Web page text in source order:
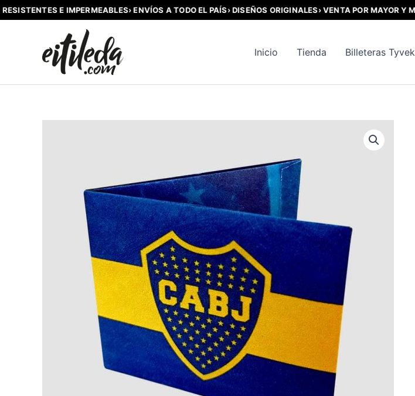
E IMPERMEABLES› ENVÍOS A TODO EL PAÍS› DISEÑOS ORIGINALES› VENTA POR MAYOR Y
contenido
Inicio Tienda Billeteras